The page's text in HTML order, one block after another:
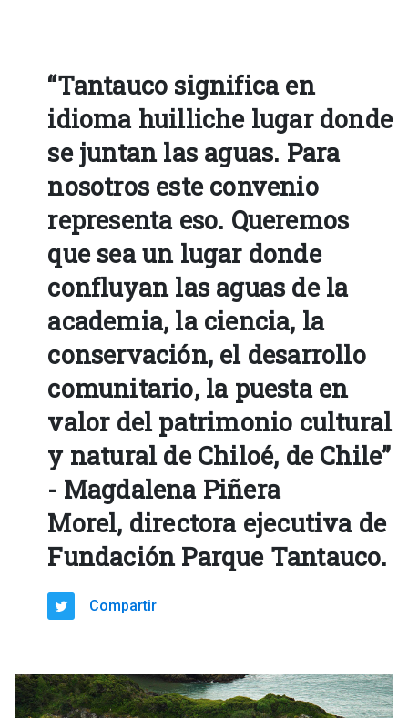
“Tantauco significa en
idioma huilliche lugar donde
se juntan las aguas. Para
nosotros este convenio
representa eso. Queremos
que sea un lugar donde
confluyan las aguas de la
academia, la ciencia, la
conservación, el desarrollo
comunitario, la puesta en
valor del patrimonio cultural
y natural de Chiloé, de Chile”
- Magdalena Piñera
Morel, directora ejecutiva de
Fundación Parque Tantauco.
Compartir